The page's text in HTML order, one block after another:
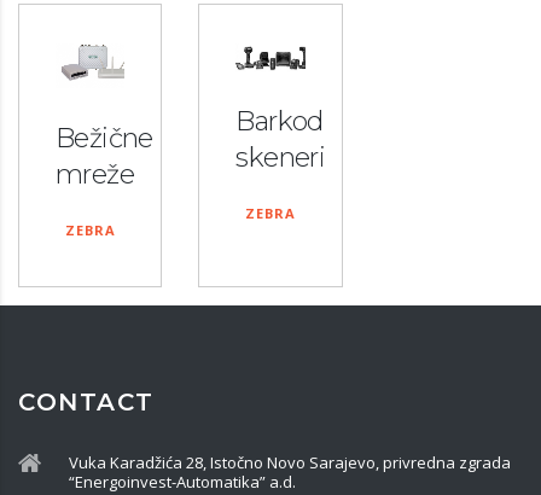
Bežične
mreže
ZEBRA
Barkod
skeneri
ZEBRA
CONTACT
Vuka Karadžića 28, Istočno Novo Sarajevo, privredna zgrada
“Energoinvest-Automatika” a.d.